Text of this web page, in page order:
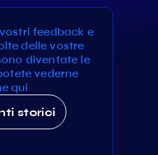
feedback e
delle vostre
diventate le
vederne
qui
storici